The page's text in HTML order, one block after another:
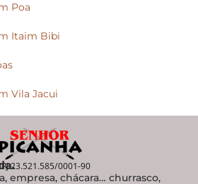
Poa
Itaim Bibi
Vila Jacui
23.521.585/0001-90
empresa, chácara… churrasco,